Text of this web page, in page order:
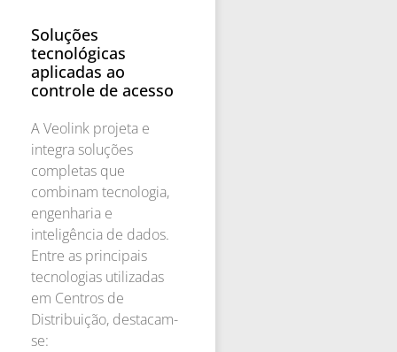
Soluções
tecnológicas
aplicadas ao
controle de acesso
A Veolink projeta e
integra soluções
completas que
combinam tecnologia,
engenharia e
inteligência de dados.
Entre as principais
tecnologias utilizadas
em Centros de
Distribuição, destacam-
se: